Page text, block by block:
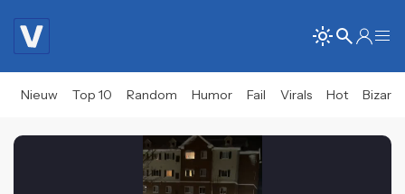
Nieuw Top 10 Random Humor Fail Virals Hot Bizar